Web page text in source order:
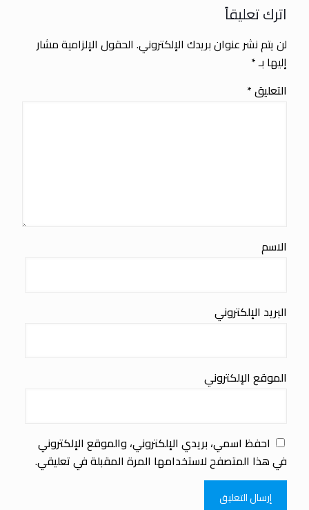
اترك تعليقاً
لن يتم نشر عنوان بريدك الإلكتروني. الحقول الإلزامية مشار
إليها بـ*
التعليق*
الاسم
البريد الإلكتروني
الموقع الإلكتروني
احفظ اسمي، بريدي الإلكتروني، والموقع الإلكتروني
في هذا المتصفح لاستخدامها المرة المقبلة في تعليقي.